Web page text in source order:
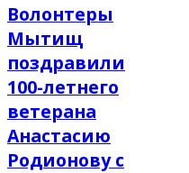
Волонтеры
Мытищ
поздравили
100-летнего
ветерана
Анастасию
Родионову с